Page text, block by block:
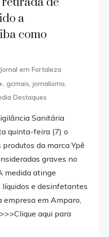
a
como
Jornal em Fortaleza
,gcmais ,jornalismo
Destaques
Sanitária
quinta-feira (7) o
da marca Ypê
graves no
medida atinge
e desinfetantes
empresa em Amparo,
aqui para